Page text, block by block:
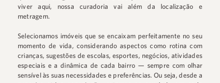
viver aqui, nossa curadoria vai além da localização e
metragem.
Selecionamos imóveis que se encaixam perfeitamente no seu
momento de vida, considerando aspectos como rotina com
crianças, sugestões de escolas, esportes, negócios, atividades
especiais e a dinâmica de cada bairro — sempre com olhar
sensível às suas necessidades e preferências. Ou seja, desde a